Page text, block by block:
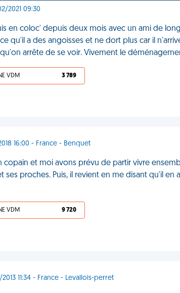
2021 09:30
en coloc' depuis deux mois avec un ami de
qu'il a des angoisses et ne dort plus car il
arrête de se voir. Vivement le
VDM 3 789
16:00 - France - Benquet
copain et moi avons prévu de partir vivre
ses proches. Puis, il revient en me disant qu'il
VDM 9 720
2013 11:34 - France - Levallois-perret